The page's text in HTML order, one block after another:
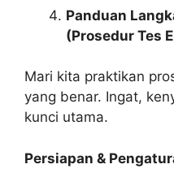
Panduan
(Prosedur Tes
Mari kita praktikan
yang benar. Ingat,
kunci utama.
Persiapan &